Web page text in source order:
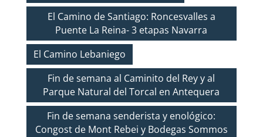
El Camino de Santiago: Roncesvalles a
Puente La Reina- 3 etapas Navarra
El Camino Lebaniego
Fin de semana al Caminito del Rey y al
Parque Natural del Torcal en Antequera
Fin de semana senderista y enológico:
Congost de Mont Rebei y Bodegas Sommos